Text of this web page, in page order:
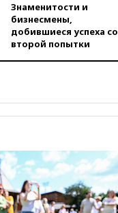
Знаменитости и
бизнесмены,
добившиеся успеха со
второй попытки